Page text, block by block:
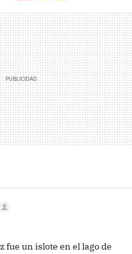
MAIL
fue un islote en el lago de